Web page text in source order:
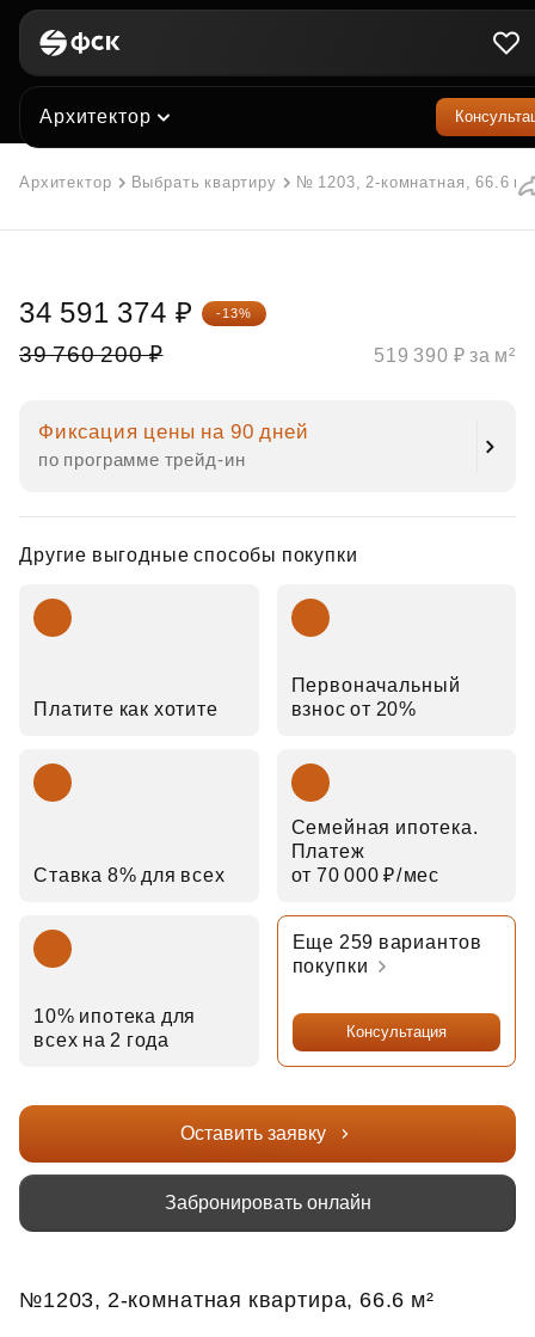
Архитектор
Архитектор Выбрать квартиру № 1203, 2-комнатная, 66.6 м²
39 760 200 ₽
34 591 374 ₽ -13%
Фиксация цены на 90 дней
по программе трейд‑ин
Другие выгодные способы покупки
Платите как хотите
Первоначальный
взнос от 20%
Ставка 8% для всех
Семейная ипотека.
Платеж
от 70 000 ₽⁠/⁠мес
10% ипотека для
всех на 2 года
Еще 259 вариантов
покупки
Консультация
519 390 ₽ за м²
Оставить заявку
Забронировать онлайн
№1203, 2-комнатная квартира, 66.6 м²